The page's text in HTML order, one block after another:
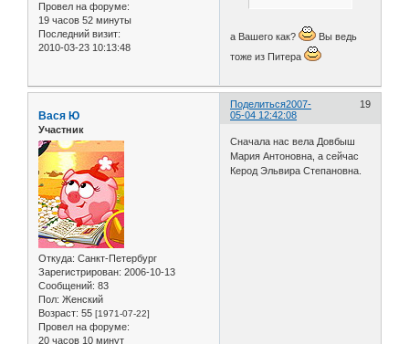
Провел на форуме:
19 часов 52 минуты
Последний визит:
2010-03-23 10:13:48
а Вашего как?
Вы ведь
тоже из Питера
Поделиться 19
2007-
05-04 12:42:08
Вася Ю
Участник
Откуда: Санкт-Петербург
Зарегистрирован: 2006-10-13
Сообщений: 83
Пол: Женский
Возраст: 55 [1971-07-22]
Провел на форуме:
20 часов 10 минут
Сначала нас вела Довбыш
Мария Антоновна, а сейчас
Керод Эльвира Степановна.